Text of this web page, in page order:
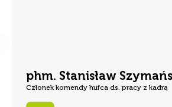
phm. Stanisław
Członek komendy hufca ds. pracy z kadrą